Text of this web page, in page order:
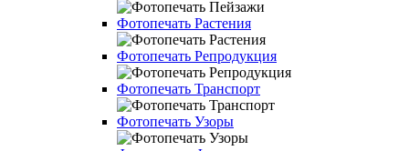
Фотопечать Растения
Фотопечать Репродукция
Фотопечать Транспорт
Фотопечать Узоры